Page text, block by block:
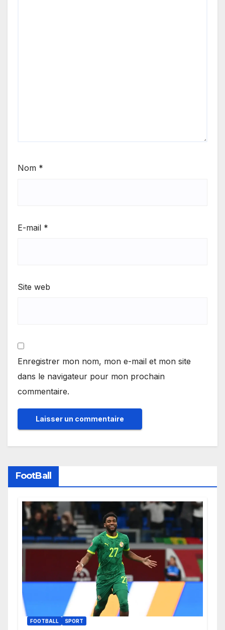
Nom *
E-mail *
Site web
Enregistrer mon nom, mon e-mail et mon site
dans le navigateur pour mon prochain
commentaire.
FootBall
FOOTBALL SPORT